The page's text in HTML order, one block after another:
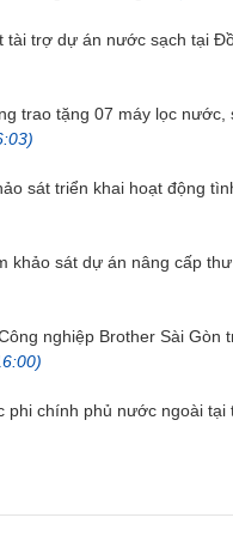
tài trợ dự án nước sạch tại
trao tặng 07 máy lọc nước,
sát triển khai hoạt động
khảo sát dự án nâng cấp
nghiệp Brother Sài Gòn
chính phủ nước ngoài tại